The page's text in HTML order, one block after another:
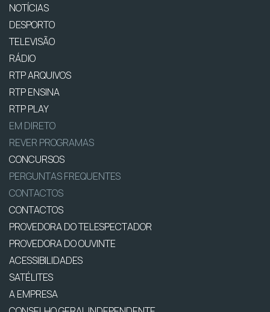
NOTÍCIAS
DESPORTO
TELEVISÃO
RÁDIO
RTP ARQUIVOS
RTP ENSINA
RTP PLAY
EM DIRETO
REVER PROGRAMAS
CONCURSOS
PERGUNTAS FREQUENTES
CONTACTOS
CONTACTOS
PROVEDORA DO TELESPECTADOR
PROVEDORA DO OUVINTE
ACESSIBILIDADES
SATÉLITES
A EMPRESA